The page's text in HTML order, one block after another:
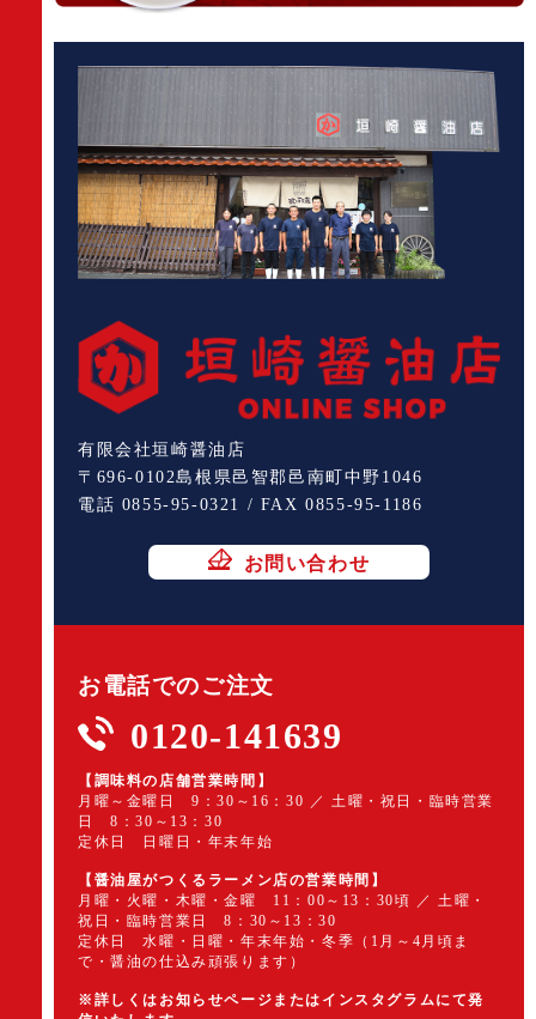
有限会社垣崎醤油店
〒696-0102島根県邑智郡邑南町中野1046
電話 0855-95-0321 / FAX 0855-95-1186
お問い合わせ
お電話でのご注文
0120-141639
【調味料の店舗営業時間】
月曜～金曜日 9：30～16：30 ／ 土曜・祝日・臨時営業
日 8：30～13：30
定休日 日曜日・年末年始
【醤油屋がつくるラーメン店の営業時間】
月曜・火曜・木曜・金曜 11：00～13：30頃 ／ 土曜・
祝日・臨時営業日 8：30～13：30
定休日 水曜・日曜・年末年始・冬季（1月～4月頃ま
で・醤油の仕込み頑張ります）
※詳しくはお知らせページまたはインスタグラムにて発